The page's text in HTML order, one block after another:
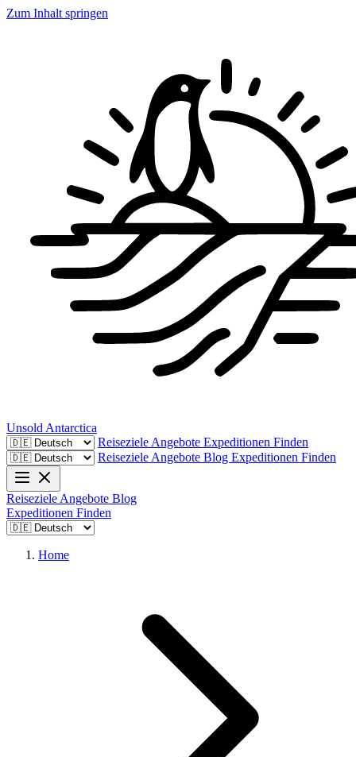
Zum Inhalt springen
Unsold Antarctica
Reiseziele Angebote Expeditionen Finden
Reiseziele Angebote Blog Expeditionen Finden
Reiseziele Angebote Blog
Expeditionen Finden
Home